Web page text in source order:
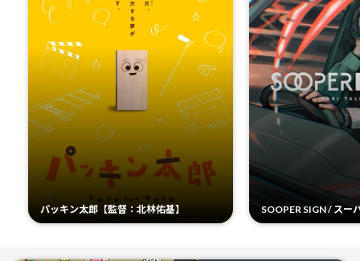
パッキン太郎【監督：北林佑基】 SOOPER SIGN / スー